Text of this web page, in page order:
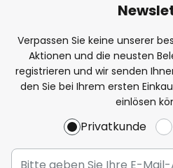
Verpassen Sie keine unserer
Aktionen und die neusten
registrieren und wir senden
den Sie bei Ihrem ersten
einlösen
Privatkunde